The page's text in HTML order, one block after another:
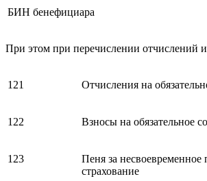
БИН бенефициара
При этом при перечислении отчислений
121 Отчисления на
122 Взносы на обязательное
123
Пеня за несвоевременное
страхование